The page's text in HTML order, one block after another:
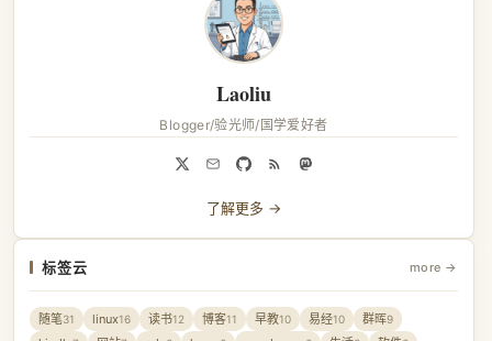
Laoliu
Blogger/验光师/国学爱好者
了解更多 →
标签云 more →
随笔31 linux16 读书12 博客11 早教10 易经10 群晖9